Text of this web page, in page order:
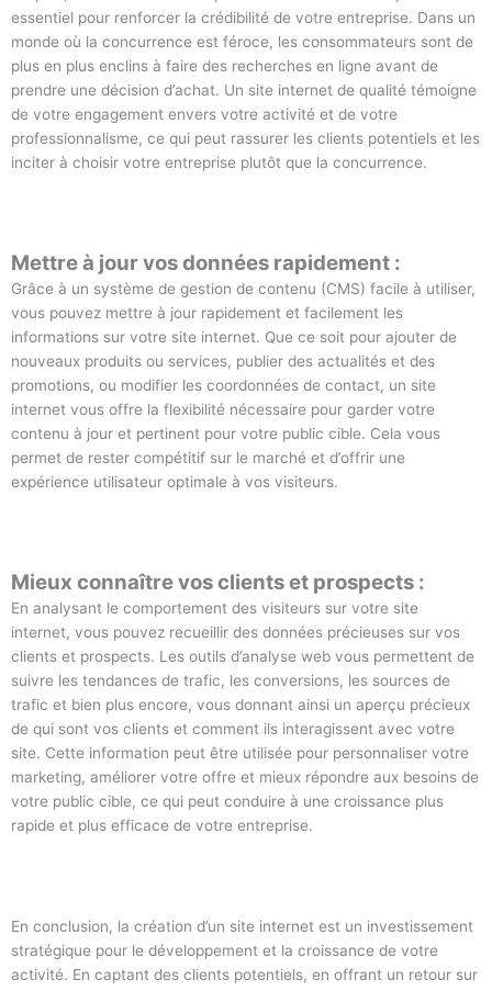
essentiel pour renforcer la crédibilité de votre entreprise. Dans un
monde où la concurrence est féroce, les consommateurs sont de
plus en plus enclins à faire des recherches en ligne avant de
prendre une décision d’achat. Un site internet de qualité témoigne
de votre engagement envers votre activité et de votre
professionnalisme, ce qui peut rassurer les clients potentiels et les
inciter à choisir votre entreprise plutôt que la concurrence.
Mettre à jour vos données rapidement :
Grâce à un système de gestion de contenu (CMS) facile à utiliser,
vous pouvez mettre à jour rapidement et facilement les
informations sur votre site internet. Que ce soit pour ajouter de
nouveaux produits ou services, publier des actualités et des
promotions, ou modifier les coordonnées de contact, un site
internet vous offre la flexibilité nécessaire pour garder votre
contenu à jour et pertinent pour votre public cible. Cela vous
permet de rester compétitif sur le marché et d’offrir une
expérience utilisateur optimale à vos visiteurs.
Mieux connaître vos clients et prospects :
En analysant le comportement des visiteurs sur votre site
internet, vous pouvez recueillir des données précieuses sur vos
clients et prospects. Les outils d’analyse web vous permettent de
suivre les tendances de trafic, les conversions, les sources de
trafic et bien plus encore, vous donnant ainsi un aperçu précieux
de qui sont vos clients et comment ils interagissent avec votre
site. Cette information peut être utilisée pour personnaliser votre
marketing, améliorer votre offre et mieux répondre aux besoins de
votre public cible, ce qui peut conduire à une croissance plus
rapide et plus efficace de votre entreprise.
En conclusion, la création d’un site internet est un investissement
stratégique pour le développement et la croissance de votre
activité. En captant des clients potentiels, en offrant un retour sur